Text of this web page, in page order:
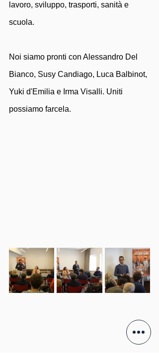
lavoro, sviluppo, trasporti, sanità e
scuola.
Noi siamo pronti con Alessandro Del
Bianco, Susy Candiago, Luca Balbinot,
Yuki d'Emilia e Irma Visalli. Uniti
possiamo farcela.